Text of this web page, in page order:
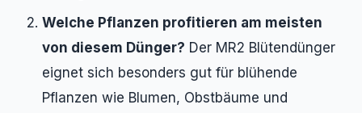
Welche Pflanzen profitieren am meisten
von diesem Dünger? Der MR2 Blütendünger
eignet sich besonders gut für blühende
Pflanzen wie Blumen, Obstbäume und